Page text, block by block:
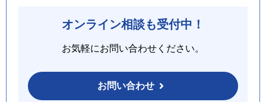
オンライン相談も受付中！
お気軽にお問い合わせください。
お問い合わせ